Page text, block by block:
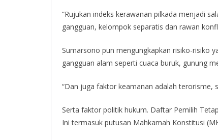
“Rujukan indeks kerawanan pilkada menjadi
gangguan, kelompok separatis dan rawan
Sumarsono pun mengungkapkan risiko-risiko
gangguan alam seperti cuaca buruk, gunung
“Dan juga faktor keamanan adalah terorisme,
Serta faktor politik hukum. Daftar Pemilih
Ini termasuk putusan Mahkamah Konstitusi